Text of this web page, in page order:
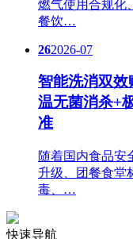
燃气使用合规化
餐饮…
262026-07
智能洗消双
温无菌消杀+
准
随着国内食品安
升级、团餐食堂
毒、…
快速导航